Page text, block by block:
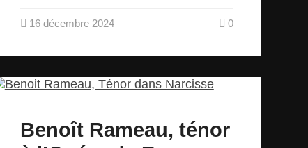
16 décembre 2024 0
Benoît Rameau, ténor